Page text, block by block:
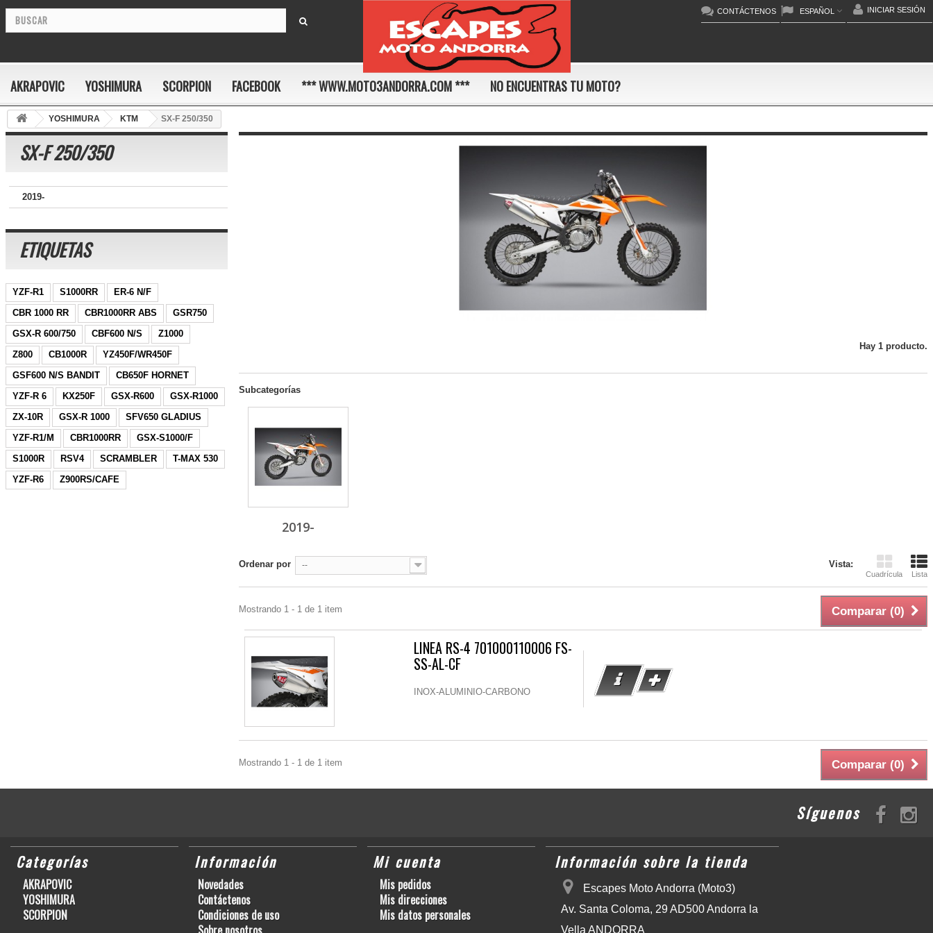
INICIAR SESIÓN
ESPAÑOL
CONTÁCTENOS
AKRAPOVIC YOSHIMURA SCORPION FACEBOOK *** WWW.MOTO3ANDORRA.COM *** NO ENCUENTRAS TU MOTO?
YOSHIMURA KTM SX-F 250/350
SX-F 250/350
2019-
ETIQUETAS
YZF-R1 S1000RR
ER-6 N/F
CBR 1000 RR
CBR1000RR ABS
GSR750
GSX-R 600/750
CBF600 N/S
Z1000
Z800
CB1000R
YZ450F/WR450F
GSF600 N/S BANDIT
CB650F HORNET
YZF-R 6
KX250F GSX-R600
GSX-R1000
ZX-10R
GSX-R 1000
SFV650 GLADIUS
YZF-R1/M
CBR1000RR
GSX-S1000/F
S1000R
RSV4 SCRAMBLER
T-MAX 530
YZF-R6
Z900RS/CAFE
Hay 1 producto.
Subcategorías
2019-
Vista:
Cuadrícula Lista
Ordenar por --
Comparar (0)
Mostrando 1 - 1 de 1 item
LINEA RS-4 701000110006 FS-
SS-AL-CF
INOX-ALUMINIO-CARBONO
Comparar (0)
Mostrando 1 - 1 de 1 item
Síguenos
Categorías
AKRAPOVIC
YOSHIMURA
SCORPION
Información
Novedades
Contáctenos
Condiciones de uso
Mi cuenta
Mis pedidos
Mis direcciones
Mis datos personales
Información sobre la tienda
Escapes Moto Andorra (Moto3)
Av. Santa Coloma, 29 AD500 Andorra la
Vella ANDORRA